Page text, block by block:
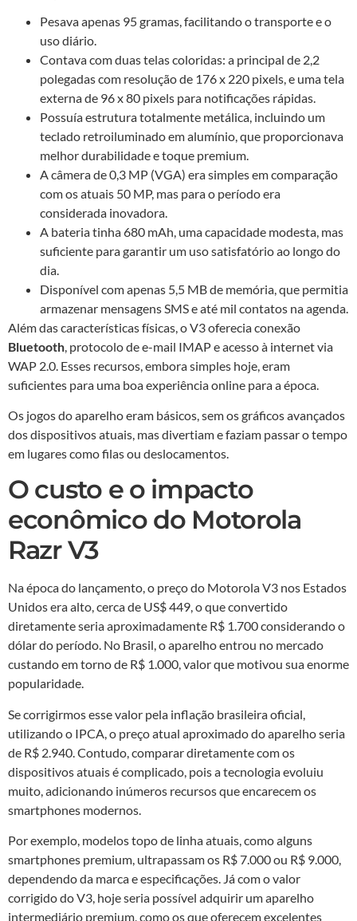
Pesava apenas 95 gramas, facilitando o transporte e o
uso diário.
Contava com duas telas coloridas: a principal de 2,2
polegadas com resolução de 176 x 220 pixels, e uma tela
externa de 96 x 80 pixels para notificações rápidas.
Possuía estrutura totalmente metálica, incluindo um
teclado retroiluminado em alumínio, que proporcionava
melhor durabilidade e toque premium.
A câmera de 0,3 MP (VGA) era simples em comparação
com os atuais 50 MP, mas para o período era
considerada inovadora.
A bateria tinha 680 mAh, uma capacidade modesta, mas
suficiente para garantir um uso satisfatório ao longo do
dia.
Disponível com apenas 5,5 MB de memória, que permitia
armazenar mensagens SMS e até mil contatos na agenda.
Além das características físicas, o V3 oferecia conexão
Bluetooth , protocolo de e-mail IMAP e acesso à internet via
WAP 2.0. Esses recursos, embora simples hoje, eram
suficientes para uma boa experiência online para a época.
Os jogos do aparelho eram básicos, sem os gráficos avançados
dos dispositivos atuais, mas divertiam e faziam passar o tempo
em lugares como filas ou deslocamentos.
O custo e o impacto
econômico do Motorola
Razr V3
Na época do lançamento, o preço do Motorola V3 nos Estados
Unidos era alto, cerca de US$ 449, o que convertido
diretamente seria aproximadamente R$ 1.700 considerando o
dólar do período. No Brasil, o aparelho entrou no mercado
custando em torno de R$ 1.000, valor que motivou sua enorme
popularidade.
Se corrigirmos esse valor pela inflação brasileira oficial,
utilizando o IPCA, o preço atual aproximado do aparelho seria
de R$ 2.940. Contudo, comparar diretamente com os
dispositivos atuais é complicado, pois a tecnologia evoluiu
muito, adicionando inúmeros recursos que encarecem os
smartphones modernos.
Por exemplo, modelos topo de linha atuais, como alguns
smartphones premium, ultrapassam os R$ 7.000 ou R$ 9.000,
dependendo da marca e especificações. Já com o valor
corrigido do V3, hoje seria possível adquirir um aparelho
intermediário premium, como os que oferecem excelentes